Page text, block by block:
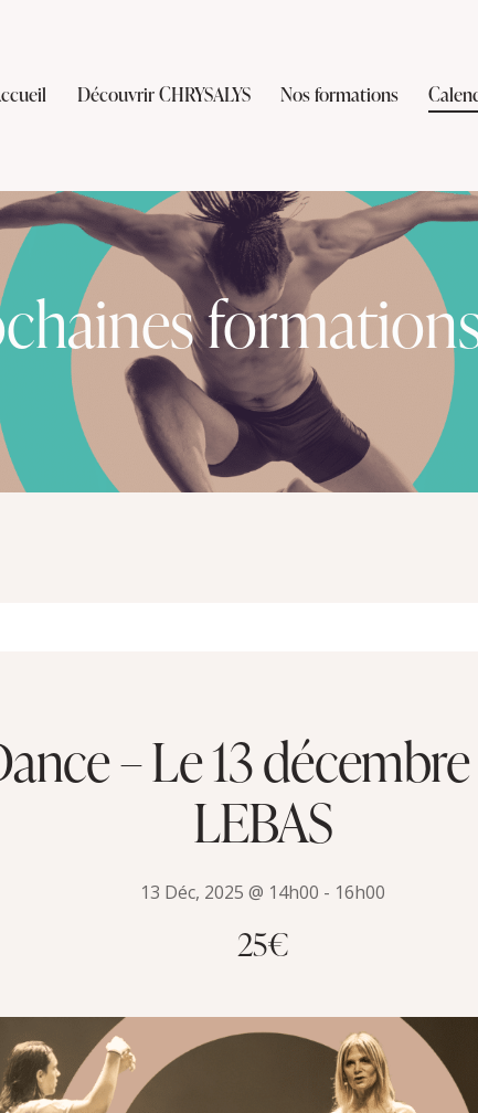
Découvrir CHRYSALYS Nos formations
– Le 13
LEBAS
13 Déc, 2025 @ 14h00 - 16h00
25€